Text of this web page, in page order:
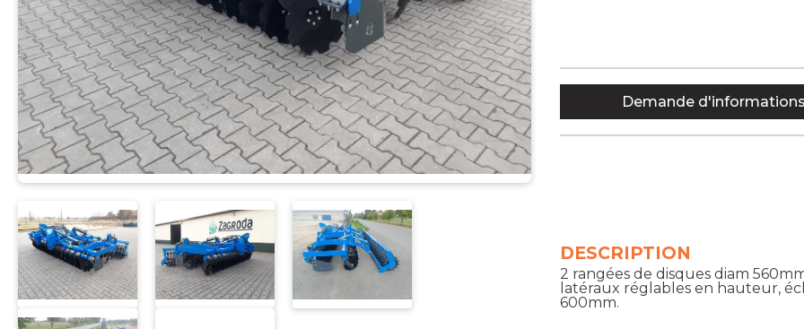
DESCRIPTION
2 rangées de disques diam
latéraux réglables en hauteur,
600mm.
Demande d'informations